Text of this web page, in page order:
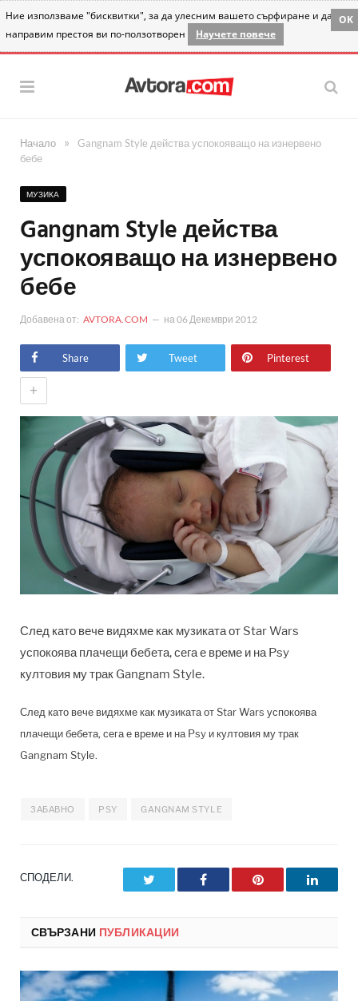
Ние използваме "бисквитки", за да улесним вашето сърфиране и да
направим престоя ви по-ползотворен
Научете повече
OK
Начало »
Gangnam Style действа успокояващо на изнервено
бебе
МУЗИКА
Gangnam Style действа
успокояващо на изнервено
бебе
Добавена от: AVTORA.COM на06 Декември 2012
Share Tweet Pinterest
+
След като вече видяхме как музиката от Star Wars
успокоява плачещи бебета, сега е време и на Psy
култовия му трак Gangnam Style.
След като вече видяхме как музиката от Star Wars успокоява
плачещи бебета, сега е време и на Psy и култовия му трак
Gangnam Style.
ЗАБАВНО PSY GANGNAM STYLE
СПОДЕЛИ. Facebook Pinterest
СВЪРЗАНИ ПУБЛИКАЦИИ